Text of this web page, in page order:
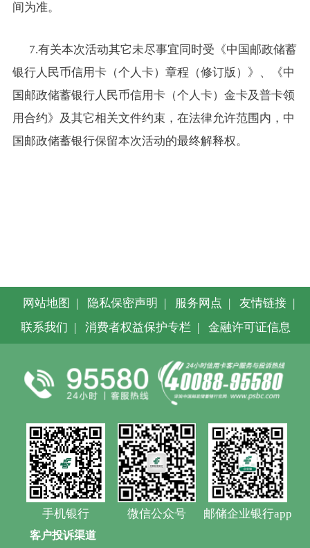
间为准。
7.有关本次活动其它未尽事宜同时受《中国邮政储蓄
银行人民币信用卡（个人卡）章程（修订版）》、《中
国邮政储蓄银行人民币信用卡（个人卡）金卡及普卡领
用合约》及其它相关文件约束，在法律允许范围内，中
国邮政储蓄银行保留本次活动的最终解释权。
网站地图 | 隐私保密声明 | 服务网点 | 友情链接 |
联系我们 | 消费者权益保护专栏 | 金融许可证信息
手机银行 微信公众号 邮储企业银行app
客户投诉渠道